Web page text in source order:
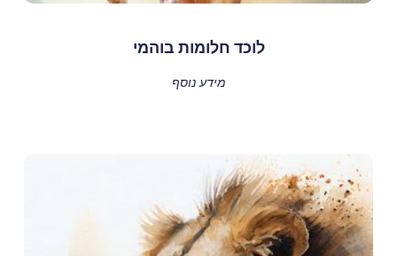
לוכד חלומות בוהמי
מידע נוסף